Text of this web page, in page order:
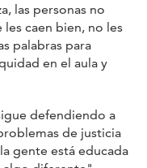
las personas no
caen bien, no les
palabras para
en el aula y
defendiendo a
de justicia
gente está educada